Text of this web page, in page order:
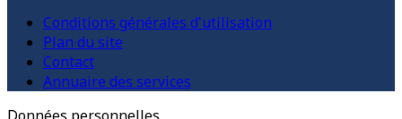
Conditions générales d'utilisation
Plan du site
Contact
Annuaire des services